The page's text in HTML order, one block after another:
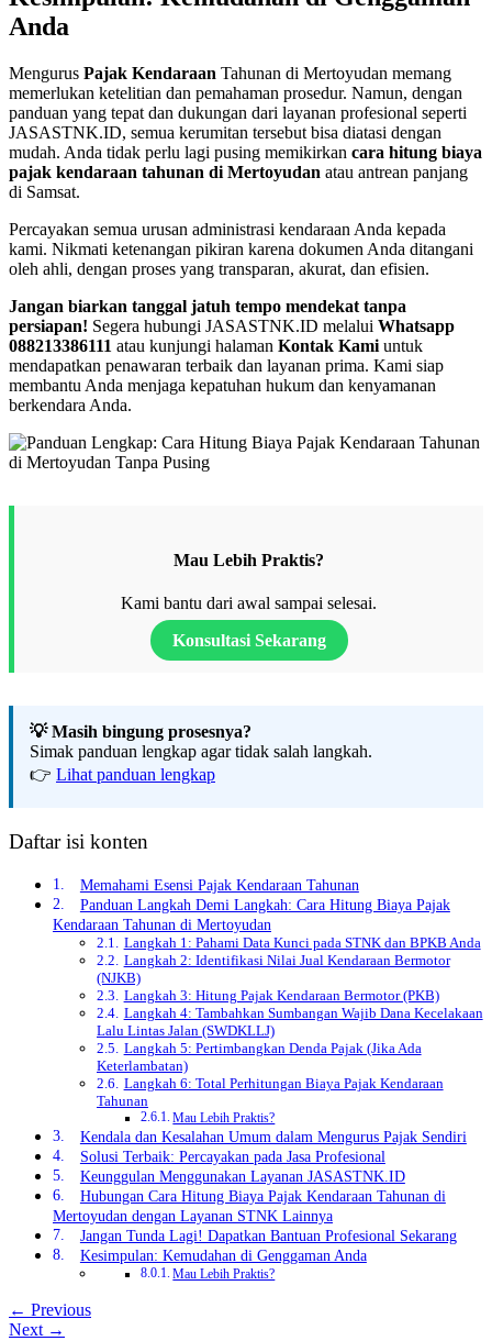
Anda
Mengurus Pajak Kendaraan Tahunan di Mertoyudan memang
memerlukan ketelitian dan pemahaman prosedur. Namun, dengan
panduan yang tepat dan dukungan dari layanan profesional seperti
JASASTNK.ID, semua kerumitan tersebut bisa diatasi dengan
mudah. Anda tidak perlu lagi pusing memikirkan cara hitung biaya
pajak kendaraan tahunan di Mertoyudan atau antrean panjang
di Samsat.
Percayakan semua urusan administrasi kendaraan Anda kepada
kami. Nikmati ketenangan pikiran karena dokumen Anda ditangani
oleh ahli, dengan proses yang transparan, akurat, dan efisien.
Jangan biarkan tanggal jatuh tempo mendekat tanpa
persiapan! Segera hubungi JASASTNK.ID melalui Whatsapp
088213386111 atau kunjungi halaman Kontak Kami untuk
mendapatkan penawaran terbaik dan layanan prima. Kami siap
membantu Anda menjaga kepatuhan hukum dan kenyamanan
berkendara Anda.
Mau Lebih Praktis?
Kami bantu dari awal sampai selesai.
Konsultasi Sekarang
💡 Masih bingung prosesnya?
Simak panduan lengkap agar tidak salah langkah.
👉 Lihat panduan lengkap
Daftar isi konten
Memahami Esensi Pajak Kendaraan Tahunan
Panduan Langkah Demi Langkah: Cara Hitung Biaya Pajak
Kendaraan Tahunan di Mertoyudan
Langkah 1: Pahami Data Kunci pada STNK dan BPKB Anda
Langkah 2: Identifikasi Nilai Jual Kendaraan Bermotor
(NJKB)
Langkah 3: Hitung Pajak Kendaraan Bermotor (PKB)
Langkah 4: Tambahkan Sumbangan Wajib Dana Kecelakaan
Lalu Lintas Jalan (SWDKLLJ)
Langkah 5: Pertimbangkan Denda Pajak (Jika Ada
Keterlambatan)
Langkah 6: Total Perhitungan Biaya Pajak Kendaraan
Tahunan
Mau Lebih Praktis?
Kendala dan Kesalahan Umum dalam Mengurus Pajak Sendiri
Solusi Terbaik: Percayakan pada Jasa Profesional
Keunggulan Menggunakan Layanan JASASTNK.ID
Hubungan Cara Hitung Biaya Pajak Kendaraan Tahunan di
Mertoyudan dengan Layanan STNK Lainnya
Jangan Tunda Lagi! Dapatkan Bantuan Profesional Sekarang
Kesimpulan: Kemudahan di Genggaman Anda
Mau Lebih Praktis?
← Previous
Next →